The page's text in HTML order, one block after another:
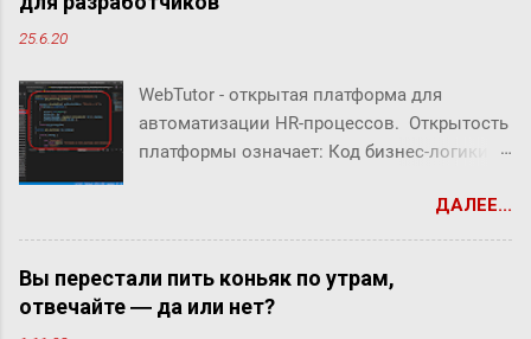
25.6.20
WebTutor - открытая платформа для
автоматизации HR-процессов. Открытость
платформы означает: Код бизнес-логики
собственный код Можно заменять/
дополнять/расширять бизнес-логику
инструменты автоматизации HR-
процессов, оставаясь в рамках
ДАЛЕЕ...
Вы перестали пить коньяк по утрам,
отвечайте ― да или нет?